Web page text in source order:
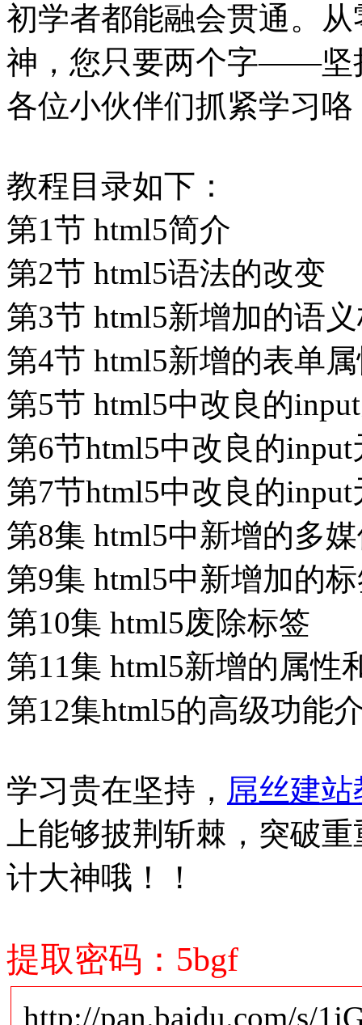
初学者都能融会贯通。
神，您只要两个字——坚
各位小伙伴们抓紧学习咯
教程目录如下：
第1节 html5简介
第2节 html5语法的改变
第3节 html5新增加的语
第4节 html5新增的表单
第5节 html5中改良的
第6节html5中改良的
第7节html5中改良的
第8集 html5中新增的多
第9集 html5中新增加的
第10集 html5废除标签
第11集 html5新增的属性
第12集html5的高级功能
学习贵在坚持， 屌丝建
上能够披荆斩棘，突破
计大神哦！！
提取密码：5bgf
http://pan.baidu.com/s/